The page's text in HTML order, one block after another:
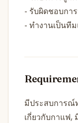
- รับผิดชอบกา
- ทำงานเป็นที
มีประสบการณ์
เกี่ยวกับกาแฟ,